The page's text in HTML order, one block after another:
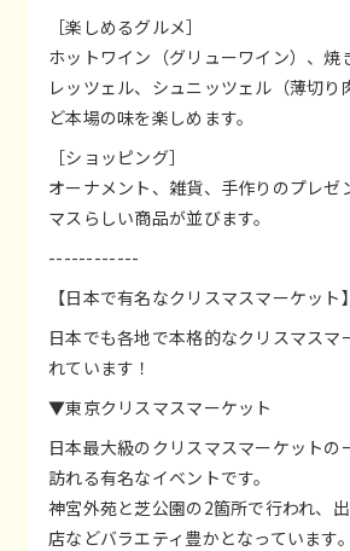
［楽しめるグルメ］
ホットワイン（グリューワイン）、焼
レッツェル、シュニッツェル（薄切り
ど本場の味を楽しめます。
［ショッピング］
オーナメント、雑貨、手作りのプレゼ
マスらしい商品が並びます。
------------
【日本で有名なクリスマスマーケット】
日本でも各地で本格的なクリスマスマ
れています！
▼東京クリスマスマーケット
日本最大級のクリスマスマーケットの
訪れる有名なイベントです。
神宮外苑と芝公園の2箇所で行われ、
店などバラエティ豊かとなっています。